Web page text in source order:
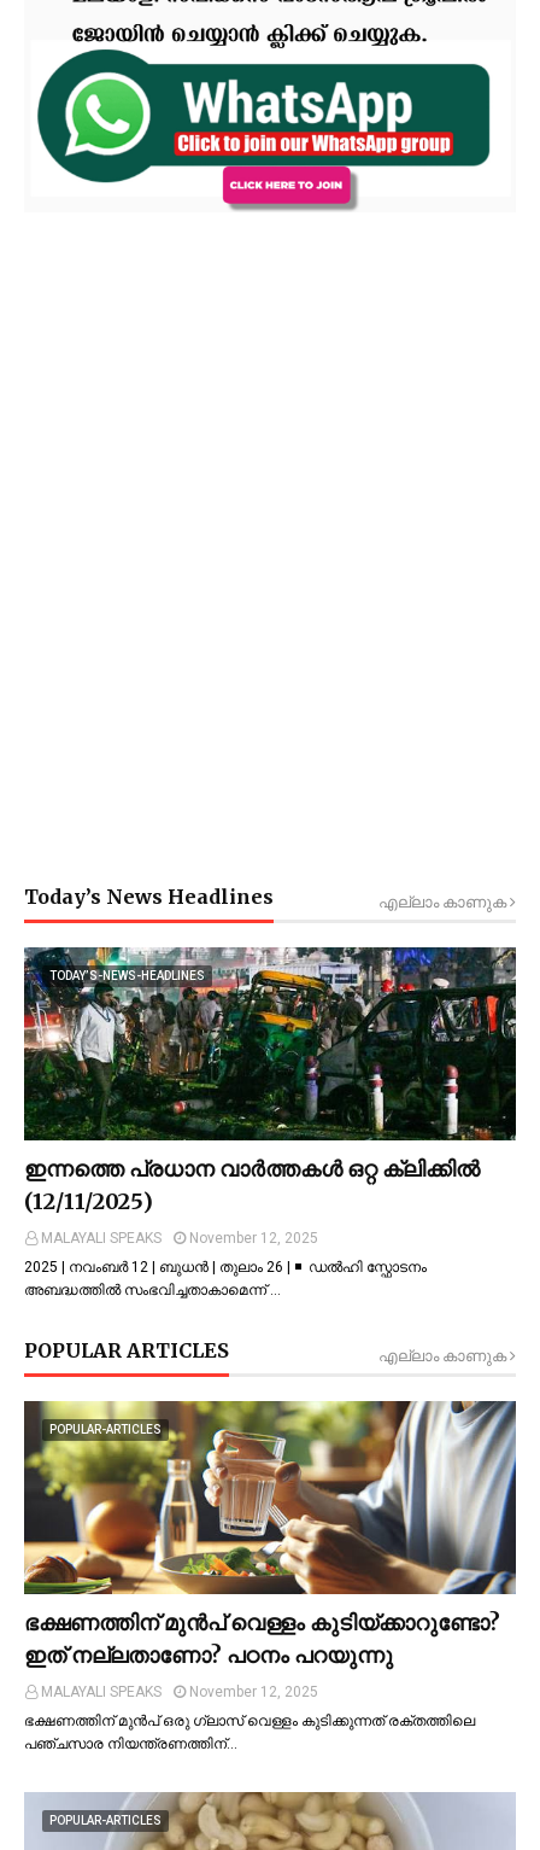
Today’s News Headlines എല്ലാം കാണുക
TODAY’S-NEWS-HEADLINES
ഇന്നത്തെ പ്രധാന വാർത്തകൾ ഒറ്റ ക്ലിക്കിൽ
(12/11/2025)
MALAYALI SPEAKS
November 12, 2025
2025 | നവംബർ 12 | ബുധൻ | തുലാം 26 | ◾ ഡല്‍ഹി സ്ഫോടനം
അബദ്ധത്തില്‍ സംഭവിച്ചതാകാമെന്ന് …
POPULAR ARTICLES എല്ലാം കാണുക
POPULAR-ARTICLES
ഭക്ഷണത്തിന് മുന്‍പ് വെള്ളം കുടിയ്ക്കാറുണ്ടോ?
ഇത് നല്ലതാണോ? പഠനം പറയുന്നു
MALAYALI SPEAKS
November 12, 2025
ഭക്ഷണത്തിന് മുന്‍പ് ഒരു ഗ്ലാസ് വെള്ളം കുടിക്കുന്നത് രക്തത്തിലെ
പഞ്ചസാര നിയന്ത്രണത്തിന്…
POPULAR-ARTICLES